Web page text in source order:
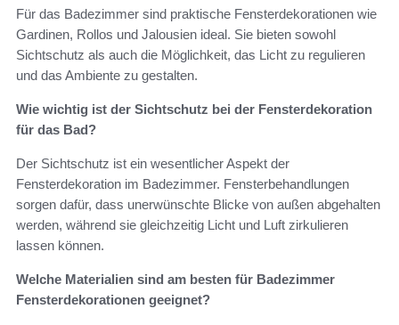
Für das Badezimmer sind praktische Fensterdekorationen wie
Gardinen, Rollos und Jalousien ideal. Sie bieten sowohl
Sichtschutz als auch die Möglichkeit, das Licht zu regulieren
und das Ambiente zu gestalten.
Wie wichtig ist der Sichtschutz bei der Fensterdekoration
für das Bad?
Der Sichtschutz ist ein wesentlicher Aspekt der
Fensterdekoration im Badezimmer. Fensterbehandlungen
sorgen dafür, dass unerwünschte Blicke von außen abgehalten
werden, während sie gleichzeitig Licht und Luft zirkulieren
lassen können.
Welche Materialien sind am besten für Badezimmer
Fensterdekorationen geeignet?